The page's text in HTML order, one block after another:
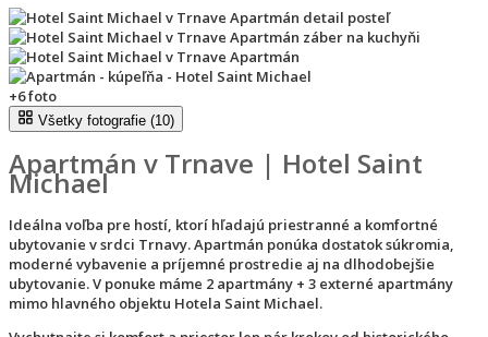
+6foto
Všetky fotografie (10)
Apartmán v Trnave | Hotel Saint
Michael
Ideálna voľba pre hostí, ktorí hľadajú priestranné a komfortné
ubytovanie v srdci Trnavy. Apartmán ponúka dostatok súkromia,
moderné vybavenie a príjemné prostredie aj na dlhodobejšie
ubytovanie. V ponuke máme 2 apartmány + 3 externé apartmány
mimo hlavného objektu Hotela Saint Michael.